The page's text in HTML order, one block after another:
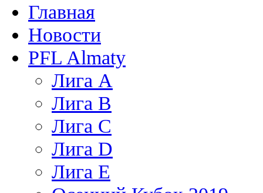
Главная
Новости
PFL Almaty
Лига A
Лига В
Лига С
Лига D
Лига Е